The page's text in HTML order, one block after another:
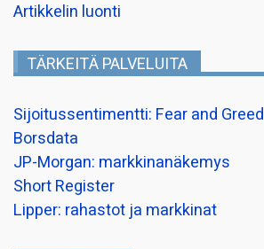
Artikkelin luonti
TÄRKEITÄ PALVELUITA
Sijoitussentimentti: Fear and Greed
Borsdata
JP-Morgan: markkinanäkemys
Short Register
Lipper: rahastot ja markkinat